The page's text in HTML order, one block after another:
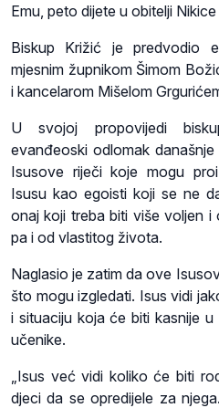
Emu, peto dijete u obitelji
Biskup Križić je predvodio
mjesnim župnikom Šimom
i kancelarom Mišelom
U svojoj propovijedi
evanđeoski odlomak
Isusove riječi koje mogu
Isusu kao egoisti koji se ne
onaj koji treba biti više voljen i
pa i od vlastitog života.
Naglasio je zatim da ove
što mogu izgledati. Isus vidi
i situaciju koja će biti kasnije
učenike.
„Isus već vidi koliko će biti
djeci da se opredijele za